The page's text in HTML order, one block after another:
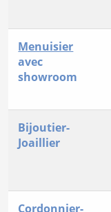
Menuisier
avec
showroom
Bijoutier-
Joaillier
Cordonnier-